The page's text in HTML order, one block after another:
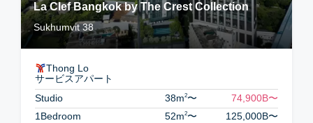
La Clef Bangkok by The Crest Collection
Sukhumvit 38
Thong Lo
サービスアパート
Studio
38m2〜 74,900B〜
1Bedroom
52m2〜 125,000B〜